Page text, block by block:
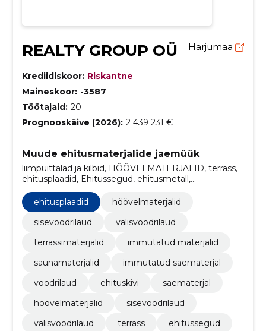
REALTY GROUP OÜ Harjumaa
Krediidiskoor: Riskantne
Maineskoor: -3587
Töötajaid: 20
Prognooskäive (2026): 2 439 231 €
Muude ehitusmaterjalide jaemüük
liimpuittalad ja kilbid, HÖÖVELMATERJALID, terrass,
ehitusplaadid, Ehitussegud, ehitusmetall,
küttematerjalid, kasvuhooned, katused,
välisvoodrilaud
ehitusplaadid
höövelmaterjalid
sisevoodrilaud
välisvoodrilaud
terrassimaterjalid
immutatud materjalid
saunamaterjalid
immutatud saematerjal
voodrilaud
ehituskivi
saematerjal
höövelmaterjalid
sisevoodrilaud
välisvoodrilaud
terrass
ehitussegud